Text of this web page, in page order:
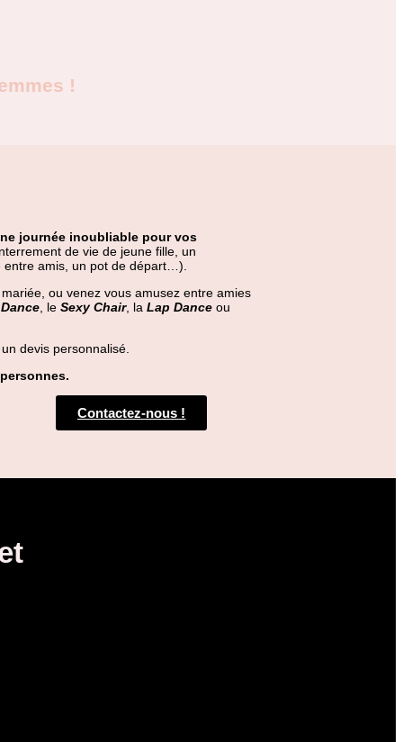
!
journée inoubliable pour vos
de vie de jeune fille, un
entre amis, un pot de départ…).
ou venez vous amusez entre amies
, leSexy Chair, laLap Dance ou
devis personnalisé.
Contactez-nous !